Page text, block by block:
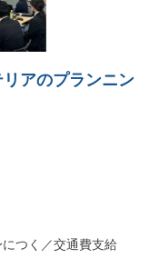
リアのプランニン
つく／交通費支給